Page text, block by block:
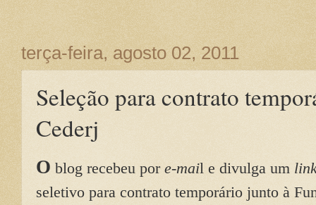
terça-feira, agosto 02, 2011
Seleção para contrato
Cederj
O blog recebeu por e-mail e divulga um
seletivo para contrato temporário junto à